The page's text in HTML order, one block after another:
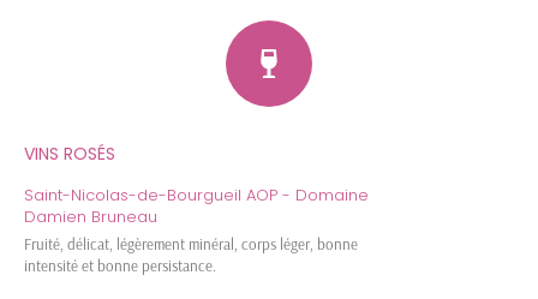
VINS ROSÉS
Saint-Nicolas-de-Bourgueil AOP - Domaine
Damien Bruneau
Fruité, délicat, légèrement minéral, corps léger, bonne
intensité et bonne persistance.